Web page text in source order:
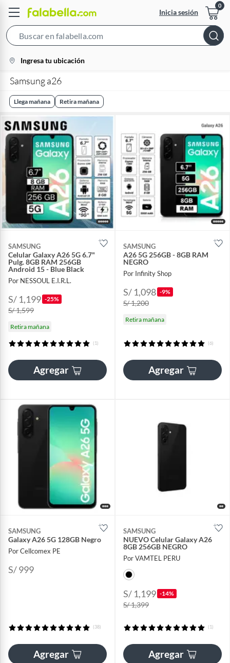
Inicia sesión
Bar
location-
icon
Ingresa tu ubicación
Samsung a26
Llega mañana Retira mañana
SAMSUNG
Celular Galaxy A26 5G 6.7"
Pulg. 8GB RAM 256GB
Android 15 - Blue Black
Por NESSOUL E.I.R.L.
S/ 1,199 -25%
S/ 1,599
Retira mañana
(1)
Agregar
SAMSUNG
A26 5G 256GB - 8GB RAM
NEGRO
Por Infinity Shop
S/ 1,098 -9%
S/ 1,200
Retira mañana
(6)
Agregar
SAMSUNG
Galaxy A26 5G 128GB Negro
Por Cellcomex PE
S/ 999
(38)
Agregar
SAMSUNG
NUEVO Celular Galaxy A26
8GB 256GB NEGRO
Por VAMTEL PERU
S/ 1,199 -14%
S/ 1,399
(1)
Agregar